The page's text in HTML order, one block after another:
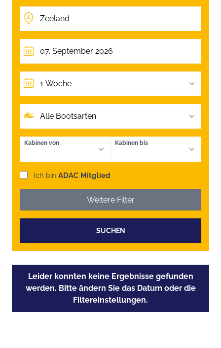
1 Woche
Alle Bootsarten
Kabinen von Kabinen bis
Ich bin ADAC Mitglied
Weitere Filter
SUCHEN
Leider konnten keine Ergebnisse gefunden
werden. Bitte ändern Sie das Datum oder die
Filtereinstellungen.